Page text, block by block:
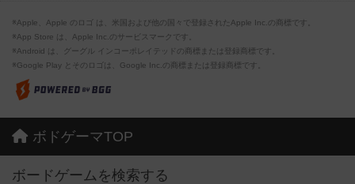
※Apple、Apple のロゴ は、米国および他の国々で登録されたApple Inc.の商標です。
※App Store は、Apple Inc.のサービスマークです。
※Android は、グーグル インコーポレイテッドの商標または登録商標です。
※Google Play とそのロゴは、Google Inc.の商標または登録商標です。
ボドゲーマTOP
ボードゲームを検索する